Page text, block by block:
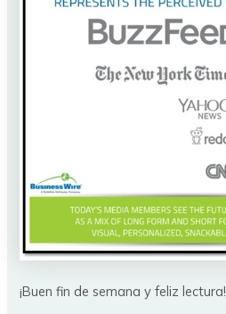
¡Buen fin de semana y feliz lectura!